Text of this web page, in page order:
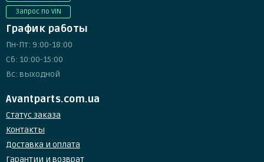
Запрос по VIN
График работы
Пн-Пт: 9:00-18:00
Сб: 10:00-15:00
Вс: выходной
Avantparts.com.ua
Статус заказа
Контакты
Доставка и оплата
Гарантии и возврат